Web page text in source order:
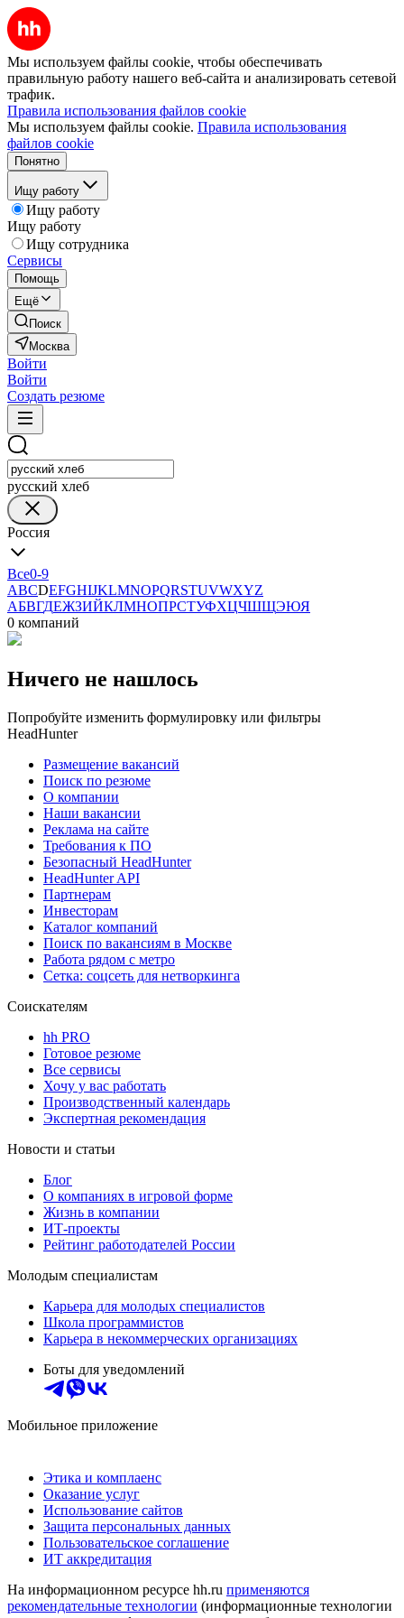
Мы используем файлы cookie, чтобы обеспечивать
правильную работу нашего веб-сайта и анализировать сетевой
трафик.
Правила использования файлов cookie
Мы используем файлы cookie. Правила использования
файлов cookie
Понятно
Ищу работу
Ищу работу
Ищу работу
Ищу сотрудника
Сервисы
Помощь
Ещё
Поиск
Москва
Войти
Войти
Создать резюме
русский хлеб
Россия
Все0-9
ABCDEFGHIJKLMNOPQRSTUVWXYZ
АБВГДЕЖЗИЙКЛМНОПРСТУФХЦЧШЩЭЮЯ
0 компаний
Ничего не нашлось
Попробуйте изменить формулировку или фильтры
HeadHunter
Размещение вакансий
Поиск по резюме
О компании
Наши вакансии
Реклама на сайте
Требования к ПО
Безопасный HeadHunter
HeadHunter API
Партнерам
Инвесторам
Каталог компаний
Поиск по вакансиям в Москве
Работа рядом с метро
Сетка: соцсеть для нетворкинга
Соискателям
hh PRO
Готовое резюме
Все сервисы
Хочу у вас работать
Производственный календарь
Экспертная рекомендация
Новости и статьи
Блог
О компаниях в игровой форме
Жизнь в компании
ИТ-проекты
Рейтинг работодателей России
Молодым специалистам
Карьера для молодых специалистов
Школа программистов
Карьера в некоммерческих организациях
Боты для уведомлений
Мобильное приложение
Этика и комплаенс
Оказание услуг
Использование сайтов
Защита персональных данных
Пользовательское соглашение
ИТ аккредитация
На информационном ресурсе hh.ru применяются
рекомендательные технологии (информационные технологии